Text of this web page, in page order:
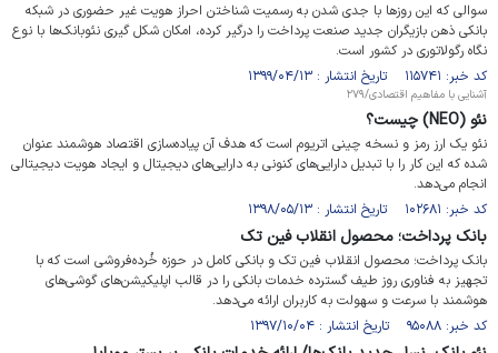
سوالی که این روزها با جدی شدن به رسمیت شناختن احراز هویت غیر حضوری در شبکه
بانکی ذهن بازیگران جدید صنعت پرداخت را درگیر کرده، امکان شکل گیری نئوبانک‌ها با نوع
نگاه رگولاتوری در کشور است.
کد خبر: ۱۱۵۷۴۱ تاریخ انتشار : ۱۳۹۹/۰۴/۱۳
آشنایی با مفاهیم اقتصادی/۲۷۹
نئو (NEO) چیست؟
نئو یک ارز رمز و نسخه چینی اتریوم است که هدف آن پیاده‌سازی اقتصاد هوشمند عنوان
شده که این کار را با تبدیل دارایی‌های کنونی به دارایی‌های دیجیتال و ایجاد هویت دیجیتالی
انجام می‌دهد.
کد خبر: ۱۰۲۶۸۱ تاریخ انتشار : ۱۳۹۸/۰۵/۱۳
بانک پرداخت؛ محصول انقلاب فین تک
بانک پرداخت؛ محصول انقلاب فین تک و بانکی کامل در حوزه خُرده‌فروشی است که با
تجهیز به فناوری روز طیف گسترده خدمات بانکی را در قالب اپلیکیشن‌های گوشی‌های
هوشمند با سرعت و سهولت به کاربران ارائه می‌دهد.
کد خبر: ۹۵۰۸۸ تاریخ انتشار : ۱۳۹۷/۱۰/۰۴